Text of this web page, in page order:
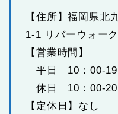
【住所】福岡県北
1-1 リバーウォー
【営業時間】
平日 10：00-19
休日 10：00-20
【定休日】なし